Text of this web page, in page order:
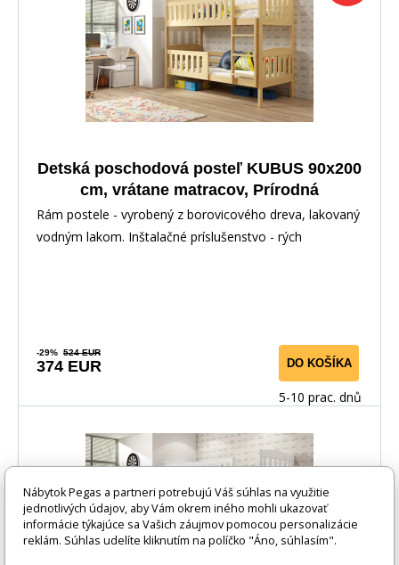
Detská poschodová posteľ KUBUS 90x200
cm, vrátane matracov, Prírodná
Rám postele - vyrobený z borovicového dreva, lakovaný
vodným lakom. Inštalačné príslušenstvo - rých
-29% 524 EUR
374 EUR DO KOŠÍKA
5-10 prac. dnů
Nábytok Pegas a partneri potrebujú Váš súhlas na využitie
jednotlivých údajov, aby Vám okrem iného mohli ukazovať
informácie týkajúce sa Vašich záujmov pomocou personalizácie
reklám. Súhlas udelíte kliknutím na políčko "Áno, súhlasím".